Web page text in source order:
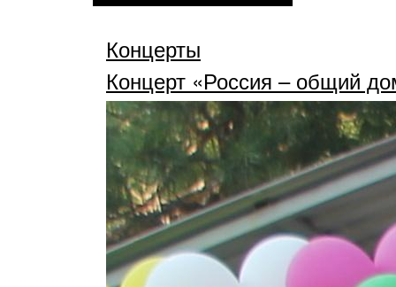
Концерты
Концерт «Россия – общий